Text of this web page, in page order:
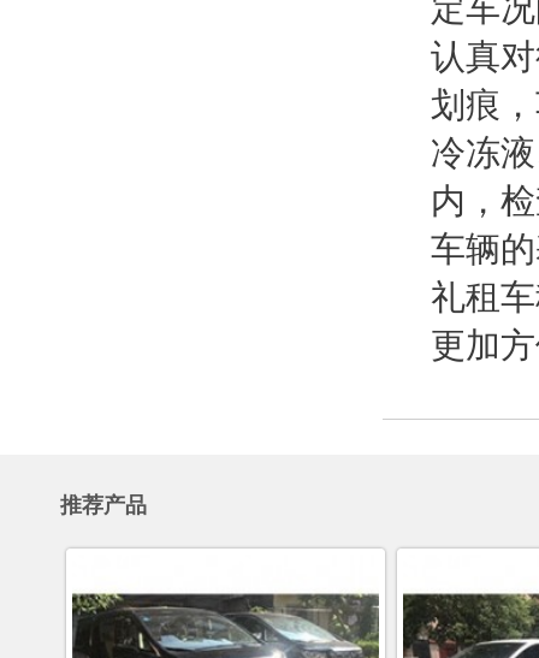
定车
认真
划痕
冷冻
内，
车辆
礼租
更加
推荐产品